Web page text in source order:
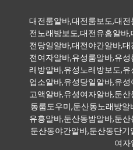
대전룸알바,대전룸보도,대
전노래방보도,대전유흥알바
전당일알바,대전야간알바,
전여자알바,유성룸알바,유
래방알바,유성노래방보도,
업소알바,유성당일알바,유
고액알바,유성여자알바,둔
동룸도우미,둔산동노래방
유흥알바,둔산동밤알바,둔
둔산동야간알바,둔산동단
여자